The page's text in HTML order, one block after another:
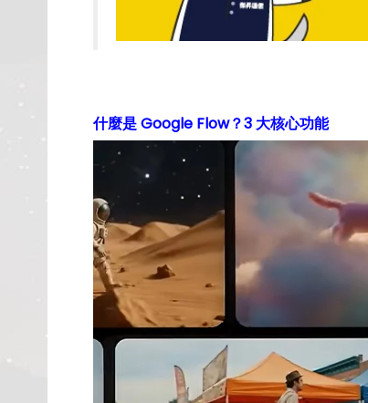
什麼是 Google Flow？3 大核心功能